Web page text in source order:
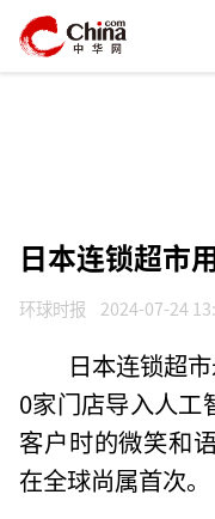
日本连锁超市
环球时报 2024-07-24
日本连锁超
0家门店导入人工
客户时的微笑和
在全球尚属首次。